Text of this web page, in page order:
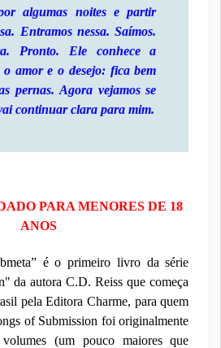
algumas noites e partir
Entramos nessa. Saímos.
Pronto. Ele conhece a
amor e o desejo: fica bem
pernas. Agora vejamos se
continuar clara para mim.
PARA MENORES DE 18
ANOS
é o primeiro livro da série
da autora C.D. Reiss que começa
pela Editora Charme, para quem
of Submission foi originalmente
(um pouco maiores que